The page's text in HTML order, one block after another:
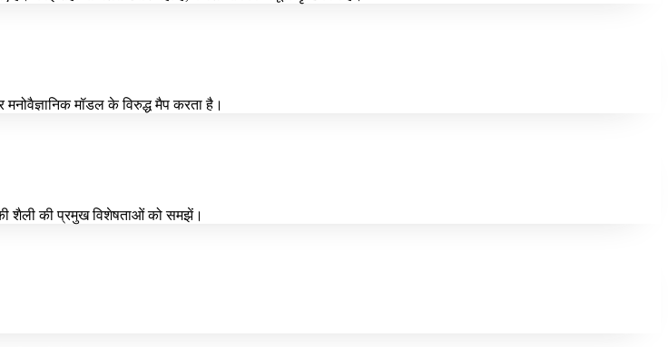
मॉडल के विरुद्ध मैप करता है।
शैली की प्रमुख विशेषताओं को समझें।